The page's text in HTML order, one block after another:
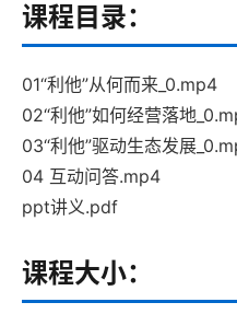
课程目录：
01“利他”从何而来_0.mp4
02“利他”如何经营落地
03“利他”驱动生态发展
04 互动问答.mp4
ppt讲义.pdf
课程大小：